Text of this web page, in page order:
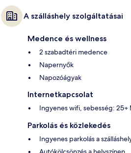
A szálláshely szolgáltatásai
Medence és wellness
2 szabadtéri medence
Napernyők
Napozóágyak
Internetkapcsolat
Ingyenes wifi, sebesség: 25+
Parkolás és közlekedés
Ingyenes parkolás a